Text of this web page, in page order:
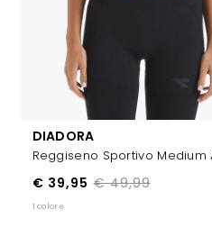
DIADORA
Reggiseno Sportivo Medium
€ 49,99
€ 39,95
1 colore